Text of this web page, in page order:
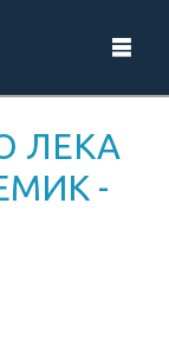
ЛЕКА
-